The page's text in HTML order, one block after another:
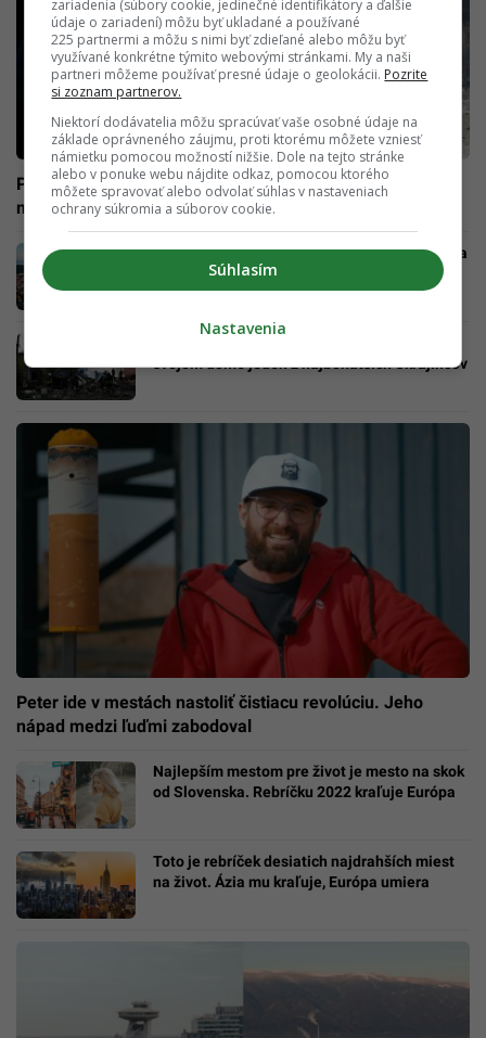
Paradoxy ruskej propagandy: „Sme na humanitárnej
misii“ a zároveň „vymažeme ukrajinské mestá“
Makarská sa mení na smetisko. Chorváti vinia
turistov hlavne z jednej krajiny
svojom dome jeden z najbohatších Ukrajincov
Peter ide v mestách nastoliť čistiacu revolúciu. Jeho
nápad medzi ľuďmi zabodoval
Najlepším mestom pre život je mesto na skok
od Slovenska. Rebríčku 2022 kraľuje Európa
Toto je rebríček desiatich najdrahších miest
na život. Ázia mu kraľuje, Európa umiera
zariadenia (súbory cookie, jedinečné identifikátory a ďalšie
údaje o zariadení) môžu byť ukladané a používané
225 partnermi a môžu s nimi byť zdieľané alebo môžu byť
využívané konkrétne týmito webovými stránkami. My a naši
partneri môžeme používať presné údaje o geolokácii. Pozrite
si zoznam partnerov.
Niektorí dodávatelia môžu spracúvať vaše osobné údaje na
základe oprávneného záujmu, proti ktorému môžete vzniesť
námietku pomocou možností nižšie. Dole na tejto stránke
alebo v ponuke webu nájdite odkaz, pomocou ktorého
môžete spravovať alebo odvolať súhlas v nastaveniach
ochrany súkromia a súborov cookie.
Súhlasím
Nastavenia